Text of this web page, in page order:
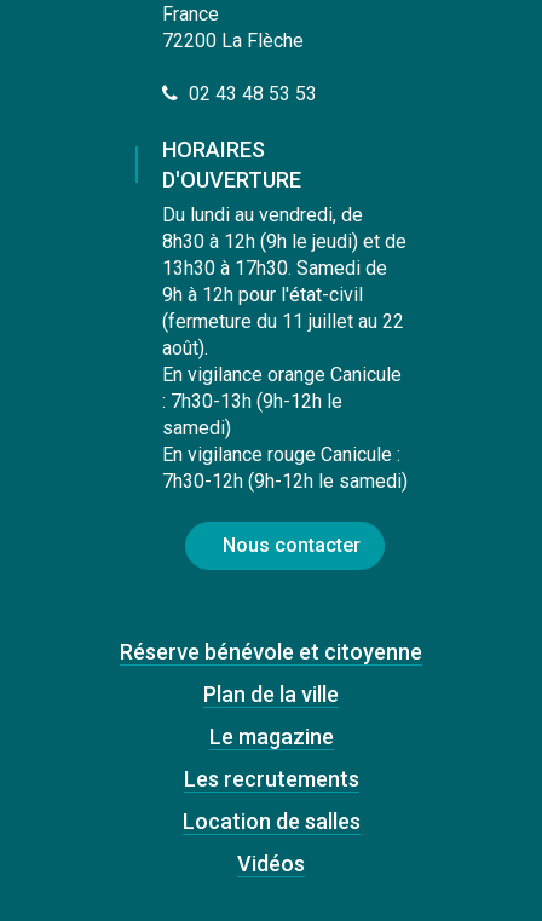
France
72200 La Flèche
02 43 48 53 53
HORAIRES
D'OUVERTURE
Du lundi au vendredi, de
8h30 à 12h (9h le jeudi) et de
13h30 à 17h30. Samedi de
9h à 12h pour l'état-civil
(fermeture du 11 juillet au 22
août).
En vigilance orange Canicule
: 7h30-13h (9h-12h le
samedi)
En vigilance rouge Canicule :
7h30-12h (9h-12h le samedi)
Nous contacter
Réserve bénévole et citoyenne
Plan de la ville
Le magazine
Les recrutements
Location de salles
Vidéos